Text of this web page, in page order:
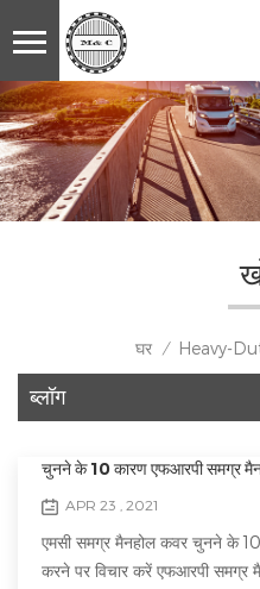
घर / Heavy-
ब्लॉग
चुनने के 10 कारण एफआरपी समग्र
APR 23 , 2021
एमसी समग्र मैनहोल कवर चुनने के
करने पर विचार करें एफआरपी